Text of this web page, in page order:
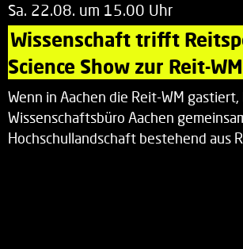
Sa. 22.08. um 15.00 Uhr
Wissenschaft trifft
Science Show zur Reit-WM
Wenn in Aachen die Reit-WM
Wissenschaftsbüro Aachen
Hochschullandschaft bestehend aus